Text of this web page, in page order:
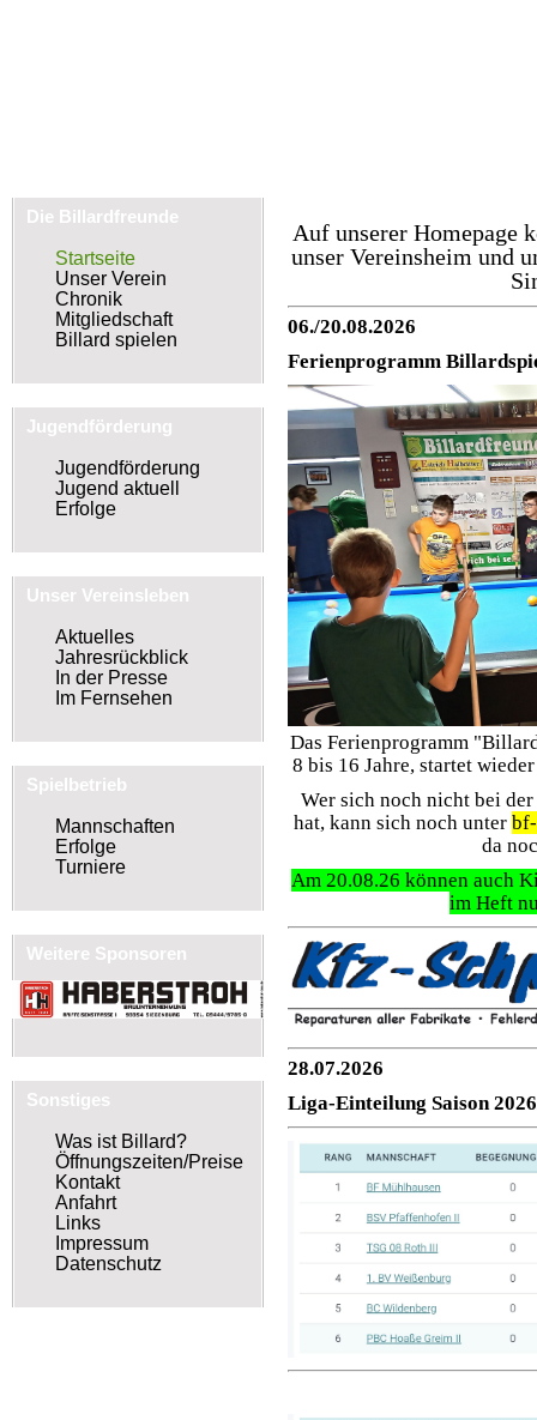
Die Billardfreunde
Mühlhausen
Startseite
Unser Verein
Chronik
Mitgliedschaft
Billard spielen
Jugendförderung
Jugendförderung
Jugend aktuell
Erfolge
Unser Vereinsleben
Aktuelles
Jahresrückblick
In der Presse
Im Fernsehen
Spielbetrieb
Mannschaften
Erfolge
Turniere
Weitere Sponsoren
Sonstiges
Was ist Billard?
Öffnungszeiten/Preise
Kontakt
Anfahrt
Links
Impressum
Datenschutz
Auf unserer Homepage
unser Vereinsheim und
06./20.08.2026
Ferienprogramm
Das Ferienprogramm
8 bis 16 Jahre, startet
Wer sich noch nicht bei
hat, kann sich noch unter
da
Am 20.08.26 können auch
im Heft
28.07.2026
Liga-Einteilung Saison